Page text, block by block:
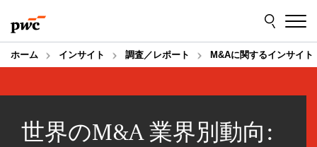
to
content
to
footer
ホーム インサイト 調査／レポート M&Aに関するインサイト
世界のM&A 業界別動向: